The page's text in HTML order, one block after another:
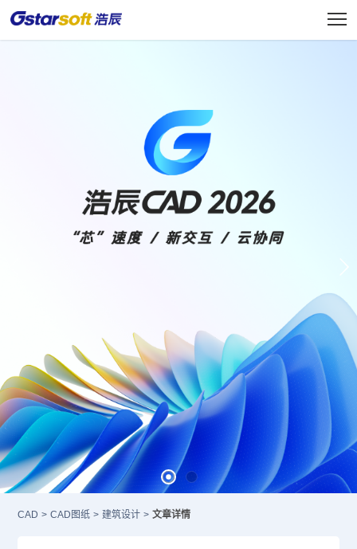
CAD > CAD图纸 > 建筑设计 > 文章详情